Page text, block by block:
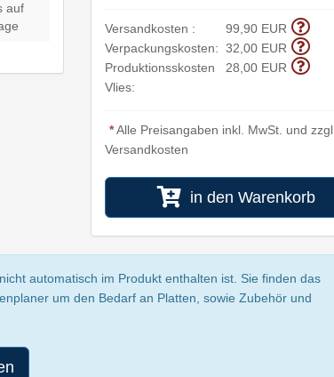
auf
Versandkosten :
99,90 EUR
Verpackungskosten: 32,00 EUR
Produktionsskosten
Vlies:
28,00 EUR
*Alle Preisangaben inkl. MwSt. und zzgl.
Versandkosten
in den Warenkorb
automatisch im Produkt enthalten ist. Sie finden das
um den Bedarf an Platten, sowie Zubehör und